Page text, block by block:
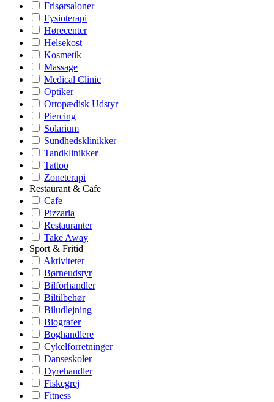
Frisørsaloner
Fysioterapi
Hørecenter
Helsekost
Kosmetik
Massage
Medical Clinic
Optiker
Ortopædisk Udstyr
Piercing
Solarium
Sundhedsklinikker
Tandklinikker
Tattoo
Zoneterapi
Restaurant & Cafe
Cafe
Pizzaria
Restauranter
Take Away
Sport & Fritid
Aktiviteter
Børneudstyr
Bilforhandler
Biltilbehør
Biludlejning
Biografer
Boghandlere
Cykelforretninger
Danseskoler
Dyrehandler
Fiskegrej
Fitness